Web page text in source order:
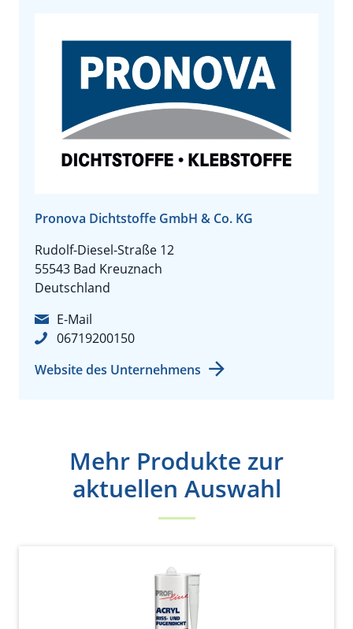
Pronova Dichtstoffe GmbH & Co. KG
Rudolf-Diesel-Straße 12
55543 Bad Kreuznach
Deutschland
E-Mail
06719200150
Website des Unternehmens
Mehr Produkte zur
aktuellen Auswahl